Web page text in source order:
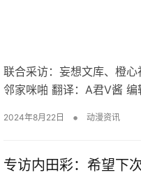
联合采访：妄想文库、橙
邻家咪啪 翻译：A君V酱
2024年8月22日 • 动漫资讯
专访内田彩：希望下